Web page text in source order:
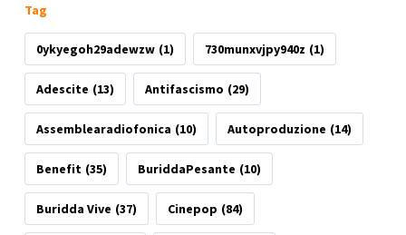
Tag
0ykyegoh29adewzw (1) 730munxvjpy940z (1)
Adescite (13) Antifascismo (29)
Assemblearadiofonica (10) Autoproduzione (14)
Benefit (35) BuriddaPesante (10)
Buridda Vive (37) Cinepop (84)